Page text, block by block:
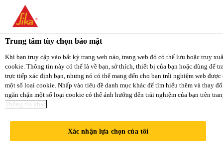
You are accessing "Sika Việt Nam", it seems you
TO SIKA
USA
STAY ON THE
WEBSITE
Sika Việt Nam
Trung tâm tùy chọn bảo mật
Khi bạn truy cập vào bất kỳ trang web nào, trang web đó có thể lưu hoặc truy
cookie. Thông tin này có thể là về bạn, sở thích, thiết bị của bạn hoặc dùng để
trực tiếp xác định bạn, nhưng nó có thể mang đến cho bạn trải nghiệm web
một số loại cookie. Nhấp vào tiêu đề danh mục khác để tìm hiểu thêm và thay
ngăn chặn một số loại cookie có thể ảnh hưởng đến trải nghiệm của bạn trên
Thông tin khác
Xác nhận lựa chọn của tôi